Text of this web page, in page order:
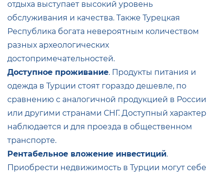
отдыха выступает высокий уровень
обслуживания и качества. Также Турецкая
Республика богата невероятным количеством
разных археологических
достопримечательностей.
Доступное проживание. Продукты питания и
одежда в Турции стоят гораздо дешевле, по
сравнению с аналогичной продукцией в России
или другими странами СНГ. Доступный характер
наблюдается и для проезда в общественном
транспорте.
Рентабельное вложение инвестиций.
Приобрести недвижимость в Турции могут себе